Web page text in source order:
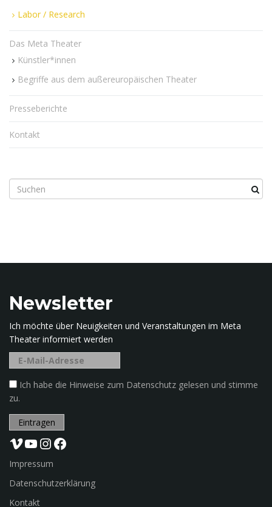
Labor / Research
Das Meta Theater
Künstler*innen
Begriffe aus dem außereuropäischen Theater
Presseberichte
Kontakt
u
g
.
Newsletter
Ich möchte über Neuigkeiten und Veranstaltungen im Meta
Theater informiert werden
Ich habe die Hinweise zum Datenschutz gelesen und stimme
zu.
Vimeo YouTube InstagramFacebook
Impressum
Datenschutzerklärung
Kontakt